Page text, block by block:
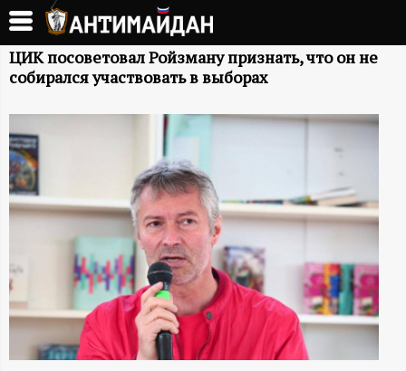
Перейти
основному
содержанию
А
Т
И
А
Й
Д
ЦИК посоветовал Ройзману признать, что он не
собирался участвовать в выборах